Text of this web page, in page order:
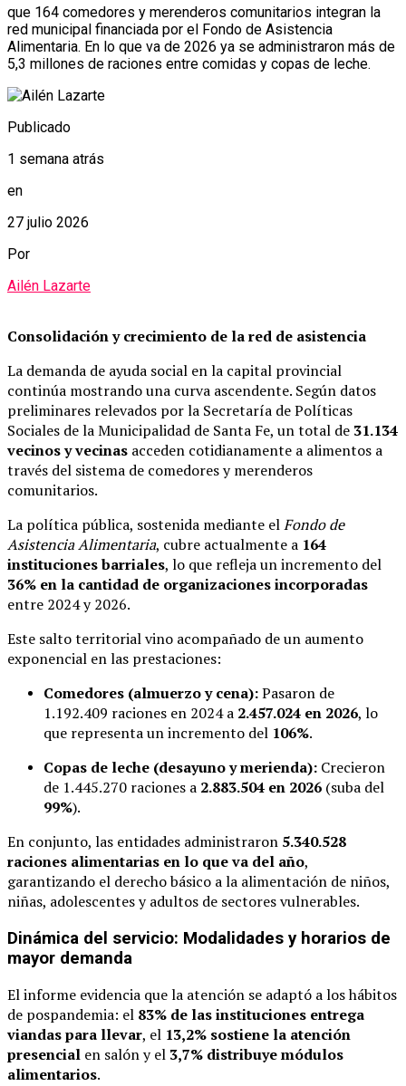
que 164 comedores y merenderos comunitarios integran la
red municipal financiada por el Fondo de Asistencia
Alimentaria. En lo que va de 2026 ya se administraron más de
5,3 millones de raciones entre comidas y copas de leche.
Publicado
1 semana atrás
en
27 julio 2026
Por
Ailén Lazarte
Consolidación y crecimiento de la red de asistencia
La demanda de ayuda social en la capital provincial
continúa mostrando una curva ascendente. Según datos
preliminares relevados por la Secretaría de Políticas
Sociales de la Municipalidad de Santa Fe, un total de 31.134
vecinos y vecinas acceden cotidianamente a alimentos a
través del sistema de comedores y merenderos
comunitarios.
La política pública, sostenida mediante elFondo de
Asistencia Alimentaria, cubre actualmente a 164
instituciones barriales, lo que refleja un incremento del
36% en la cantidad de organizaciones incorporadas
entre 2024 y 2026.
Este salto territorial vino acompañado de un aumento
exponencial en las prestaciones:
Comedores (almuerzo y cena):Pasaron de
1.192.409 raciones en 2024 a 2.457.024 en 2026, lo
que representa un incremento del 106%.
Copas de leche (desayuno y merienda): Crecieron
de 1.445.270 raciones a 2.883.504 en 2026 (suba del
99%).
En conjunto, las entidades administraron 5.340.528
raciones alimentarias en lo que va del año,
garantizando el derecho básico a la alimentación de niños,
niñas, adolescentes y adultos de sectores vulnerables.
Dinámica del servicio: Modalidades y horarios de
mayor demanda
El informe evidencia que la atención se adaptó a los hábitos
de pospandemia: el 83% de las instituciones entrega
viandas para llevar, el 13,2% sostiene la atención
presencial en salón y el 3,7% distribuye módulos
alimentarios.